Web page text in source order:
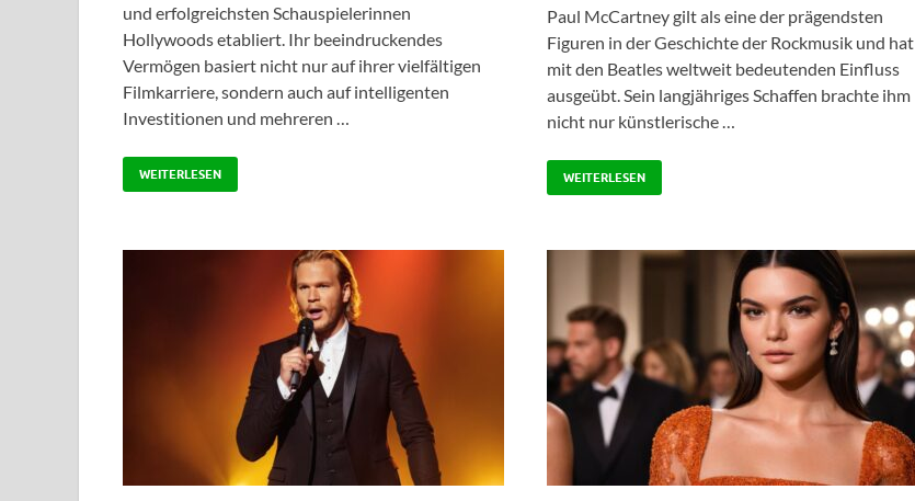
und erfolgreichsten Schauspielerinnen
Hollywoods etabliert. Ihr beeindruckendes
Vermögen basiert nicht nur auf ihrer vielfältigen
Filmkarriere, sondern auch auf intelligenten
Investitionen und mehreren …
WEITERLESEN
Paul McCartney gilt als eine der prägendsten
Figuren in der Geschichte der Rockmusik und hat
mit den Beatles weltweit bedeutenden Einfluss
ausgeübt. Sein langjähriges Schaffen brachte ihm
nicht nur künstlerische …
WEITERLESEN